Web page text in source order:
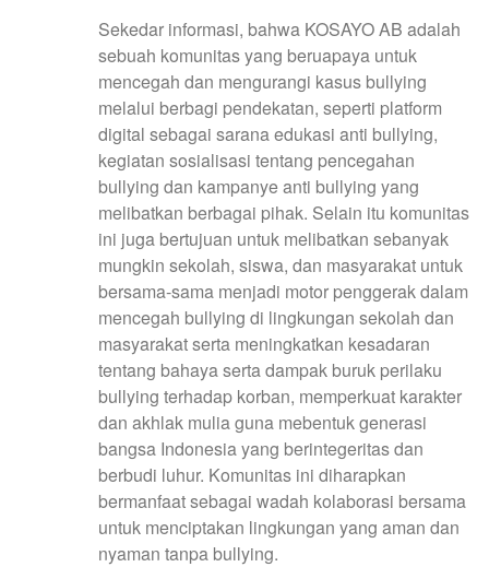
Sekedar informasi, bahwa KOSAYO AB adalah
sebuah komunitas yang beruapaya untuk
mencegah dan mengurangi kasus bullying
melalui berbagi pendekatan, seperti platform
digital sebagai sarana edukasi anti bullying,
kegiatan sosialisasi tentang pencegahan
bullying dan kampanye anti bullying yang
melibatkan berbagai pihak. Selain itu komunitas
ini juga bertujuan untuk melibatkan sebanyak
mungkin sekolah, siswa, dan masyarakat untuk
bersama-sama menjadi motor penggerak dalam
mencegah bullying di lingkungan sekolah dan
masyarakat serta meningkatkan kesadaran
tentang bahaya serta dampak buruk perilaku
bullying terhadap korban, memperkuat karakter
dan akhlak mulia guna mebentuk generasi
bangsa Indonesia yang berintegeritas dan
berbudi luhur. Komunitas ini diharapkan
bermanfaat sebagai wadah kolaborasi bersama
untuk menciptakan lingkungan yang aman dan
nyaman tanpa bullying.